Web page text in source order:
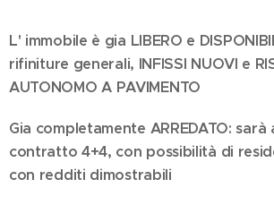
L' immobile è gia LIBERO e
rifiniture generali, INFISSI NUOVI e
AUTONOMO A PAVIMENTO
Gia completamente ARREDATO:
contratto 4+4, con possibilità di
con redditi dimostrabili